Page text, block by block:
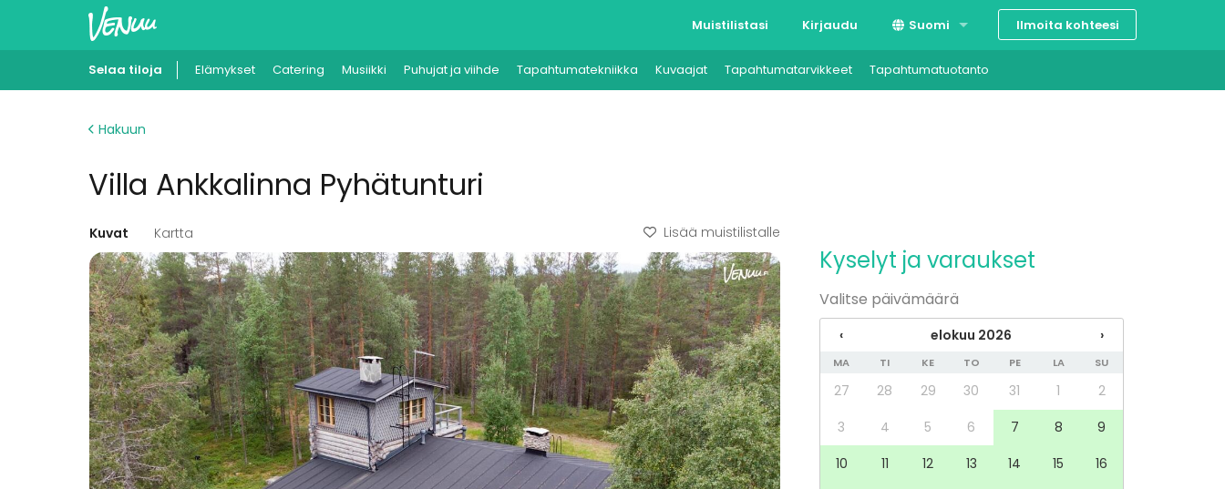
Muistilistasi Kirjaudu Suomi
Svenska
Ilmoita kohteesi
Selaa tiloja Elämykset Catering Musiikki Puhujat ja viihde Tapahtumatekniikka Kuvaajat Tapahtumatarvikkeet Tapahtumatuotanto
Hakuun
Villa Ankkalinna Pyhätunturi
Kuvat Kartta Lisää muistilistalle
Kyselyt ja varaukset
Valitse päivämäärä
‹ elokuu 2026 ›
MA TI KE TO PE LA SU
27 28 29 30 31 1
2
3
4 5 6 7 8
9
10
11 12 13 14 15
16